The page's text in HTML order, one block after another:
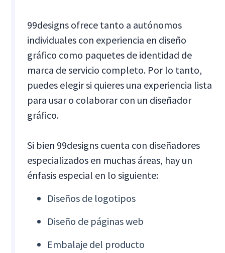
99designs ofrece tanto a autónomos
individuales con experiencia en diseño
gráfico como paquetes de identidad de
marca de servicio completo. Por lo tanto,
puedes elegir si quieres una experiencia lista
para usar o colaborar con un diseñador
gráfico.
Si bien 99designs cuenta con diseñadores
especializados en muchas áreas, hay un
énfasis especial en lo siguiente:
Diseños de logotipos
Diseño de páginas web
Embalaje del producto